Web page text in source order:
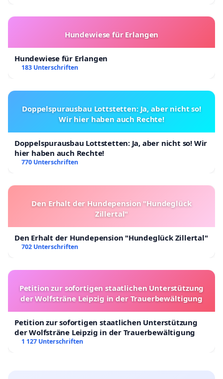
Hundewiese für Erlangen
Hundewiese für Erlangen
183 Unterschriften
Doppelspurausbau Lottstetten: Ja, aber nicht so!
Wir hier haben auch Rechte!
Doppelspurausbau Lottstetten: Ja, aber nicht so! Wir
hier haben auch Rechte!
770 Unterschriften
Den Erhalt der Hundepension "Hundeglück
Zillertal"
Den Erhalt der Hundepension "Hundeglück Zillertal"
702 Unterschriften
Petition zur sofortigen staatlichen Unterstützung
der Wolfsträne Leipzig in der Trauerbewältigung
Petition zur sofortigen staatlichen Unterstützung
der Wolfsträne Leipzig in der Trauerbewältigung
1 127 Unterschriften